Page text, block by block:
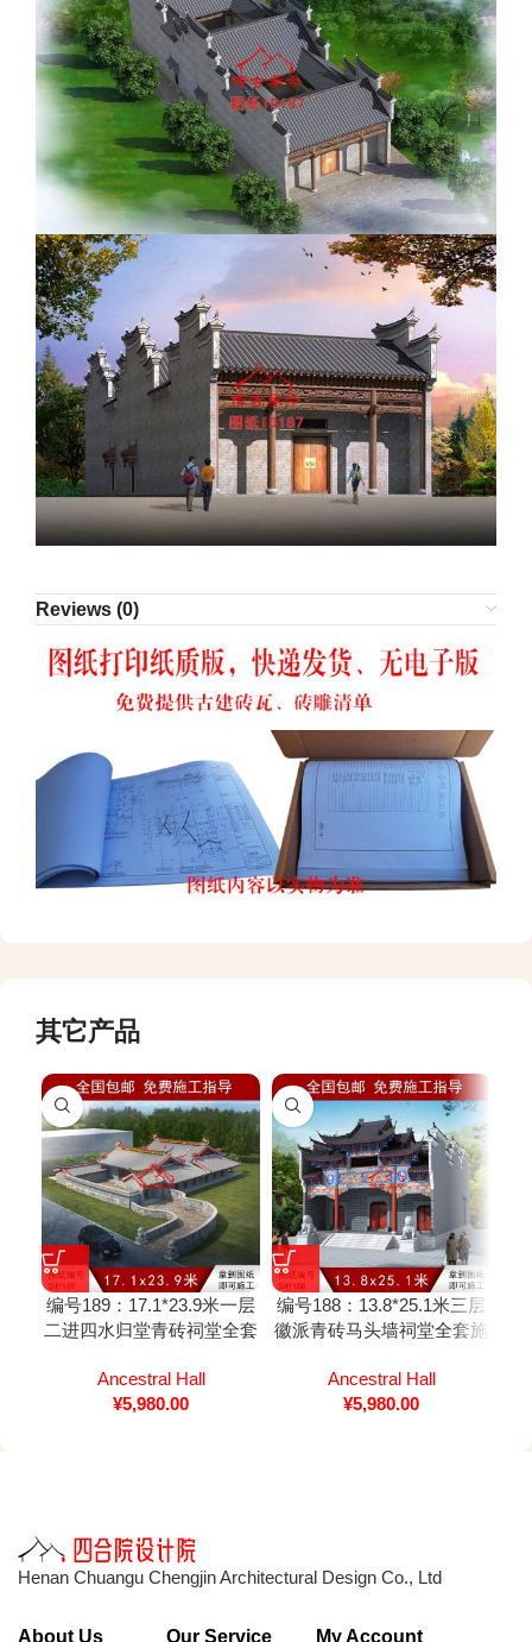
Reviews (0)
其它产品
编号189：17.1*23.9米一层
二进四水归堂青砖祠堂全套
Ancestral Hall
¥5,980.00
编号188：13.8*25.1米三层
徽派青砖马头墙祠堂全套施
Ancestral Hall
¥5,980.00
Henan Chuangu Chengjin Architectural Design Co., Ltd
About Us Our Service My Account